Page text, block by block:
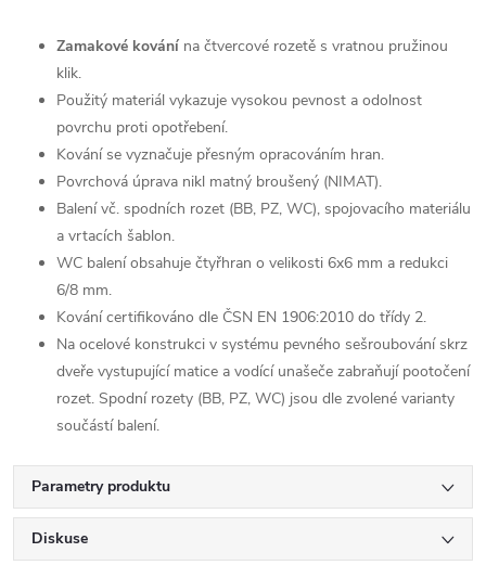
Zamakové kování na čtvercové rozetě s vratnou pružinou
klik.
Použitý materiál vykazuje vysokou pevnost a odolnost
povrchu proti opotřebení.
Kování se vyznačuje přesným opracováním hran.
Povrchová úprava nikl matný broušený (NIMAT).
Balení vč. spodních rozet (BB, PZ, WC), spojovacího materiálu
a vrtacích šablon.
WC balení obsahuje čtyřhran o velikosti 6x6 mm a redukci
6/8 mm.
Kování certifikováno dle ČSN EN 1906:2010 do třídy 2.
Na ocelové konstrukci v systému pevného sešroubování skrz
dveře vystupující matice a vodící unašeče zabraňují pootočení
rozet. Spodní rozety (BB, PZ, WC) jsou dle zvolené varianty
součástí balení.
Parametry produktu
Diskuse